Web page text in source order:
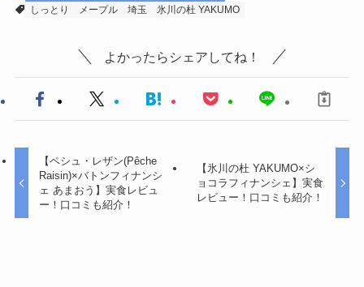
しっとり
メープル 埼玉 氷川の杜 YAKUMO
よかったらシェアしてね！
【ペシュ・レザン(Pêche
Raisin)×バトンフィナンシ
ェ あまおう】実食レビュ
ー！口コミも紹介！
【氷川の杜 YAKUMO×シ
ョコラフィナンシェ】実食
レビュー！口コミも紹介！